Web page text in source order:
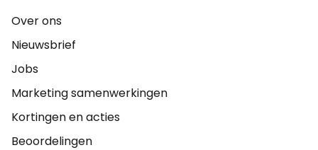
Over ons
Nieuwsbrief
Jobs
Marketing samenwerkingen
Kortingen en acties
Beoordelingen